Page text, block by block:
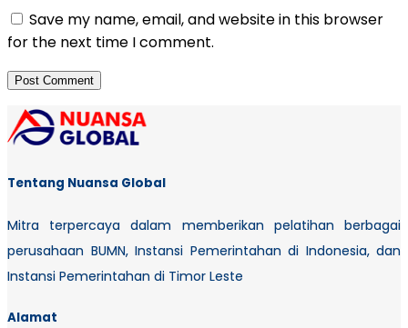
Save my name, email, and website in this browser
for the next time I comment.
Tentang Nuansa Global
Mitra terpercaya dalam memberikan pelatihan berbagai
perusahaan BUMN, Instansi Pemerintahan di Indonesia, dan
Instansi Pemerintahan di Timor Leste
Alamat